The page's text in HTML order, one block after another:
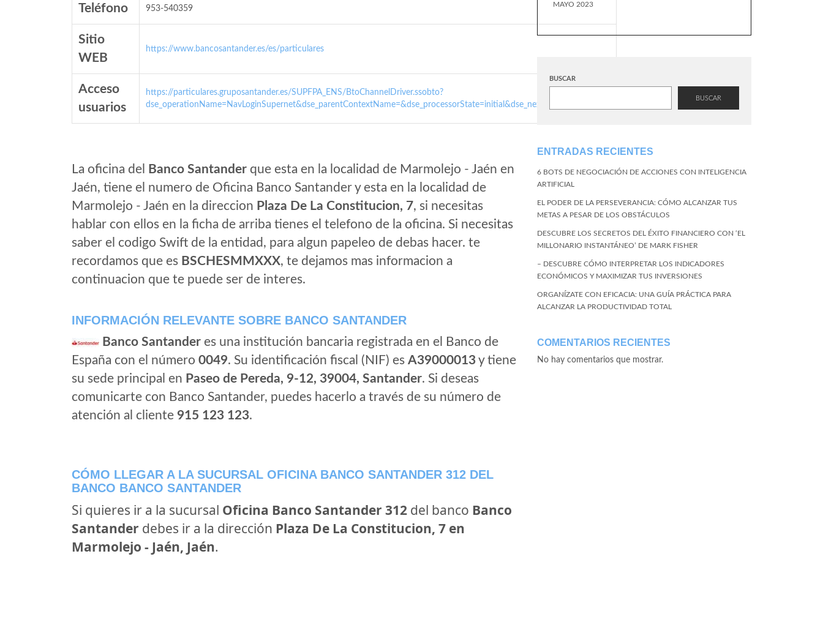
Teléfono 953-540359
Sitio
WEB
https://www.bancosantander.es/es/particulares
Acceso
usuarios
https://particulares.gruposantander.es/SUPFPA_ENS/BtoChannelDriver.ssobto?
dse_operationName=NavLoginSupernet&dse_parentContextName=&dse_processorState=initial&dse_nextEventName=start
La oficina del Banco Santander que esta en la localidad de Marmolejo - Jaén en
Jaén, tiene el numero de Oficina Banco Santander y esta en la localidad de
Marmolejo - Jaén en la direccion Plaza De La Constitucion, 7, si necesitas
hablar con ellos en la ficha de arriba tienes el telefono de la oficina. Si necesitas
saber el codigo Swift de la entidad, para algun papeleo de debas hacer. te
recordamos que es BSCHESMMXXX, te dejamos mas informacion a
continuacion que te puede ser de interes.
INFORMACIÓN RELEVANTE SOBRE BANCO SANTANDER
Banco Santander es una institución bancaria registrada en el Banco de
España con el número 0049. Su identificación fiscal (NIF) es A39000013y tiene
su sede principal en Paseo de Pereda, 9-12, 39004, Santander. Si deseas
comunicarte con Banco Santander, puedes hacerlo a través de su número de
atención al cliente 915 123 123.
CÓMO LLEGAR A LA SUCURSAL OFICINA BANCO SANTANDER 312 DEL
BANCO BANCO SANTANDER
Si quieres ir a la sucursal Oficina Banco Santander 312 del banco Banco
Santander debes ir a la dirección Plaza De La Constitucion, 7 en
Marmolejo - Jaén, Jaén.
MAYO 2023
BUSCAR
BUSCAR
ENTRADAS RECIENTES
6 BOTS DE NEGOCIACIÓN DE ACCIONES CON INTELIGENCIA
ARTIFICIAL
EL PODER DE LA PERSEVERANCIA: CÓMO ALCANZAR TUS
METAS A PESAR DE LOS OBSTÁCULOS
DESCUBRE LOS SECRETOS DEL ÉXITO FINANCIERO CON ‘EL
MILLONARIO INSTANTÁNEO’ DE MARK FISHER
– DESCUBRE CÓMO INTERPRETAR LOS INDICADORES
ECONÓMICOS Y MAXIMIZAR TUS INVERSIONES
ORGANÍZATE CON EFICACIA: UNA GUÍA PRÁCTICA PARA
ALCANZAR LA PRODUCTIVIDAD TOTAL
COMENTARIOS RECIENTES
No hay comentarios que mostrar.